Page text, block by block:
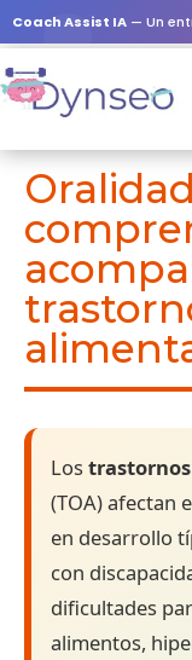
Coach Assist IA — Un
Los
(TOA) afectan
en desarrollo
con
dificultades
alimentos,